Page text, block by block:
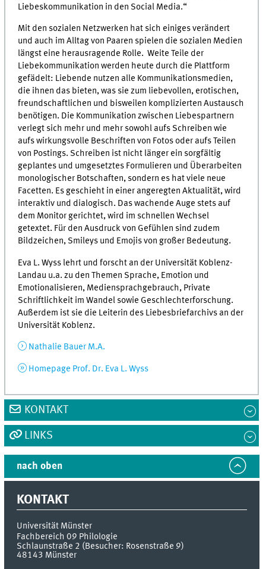
Liebeskommunikation in den Social Media.“
Mit den sozialen Netzwerken hat sich einiges verändert
und auch im Alltag von Paaren spielen die sozialen Medien
längst eine herausragende Rolle. Weite Teile der
Liebekommunikation werden heute durch die Plattform
gefädelt: Liebende nutzen alle Kommunikationsmedien,
die ihnen das bieten, was sie zum liebevollen, erotischen,
freundschaftlichen und bisweilen komplizierten Austausch
benötigen. Die Kommunikation zwischen Liebespartnern
verlegt sich mehr und mehr sowohl aufs Schreiben wie
aufs wirkungsvolle Beschriften von Fotos oder aufs Teilen
von Postings. Schreiben ist nicht länger ein sorgfältig
geplantes und umgesetztes Formulieren und Überarbeiten
monologischer Botschaften, sondern es hat viele neue
Facetten. Es geschieht in einer angeregten Aktualität, wird
interaktiv und dialogisch. Das wachende Auge stets auf
dem Monitor gerichtet, wird im schnellen Wechsel
getextet. Für den Ausdruck von Gefühlen sind zudem
Bildzeichen, Smileys und Emojis von großer Bedeutung.
Eva L. Wyss lehrt und forscht an der Universität Koblenz-
Landau u.a. zu den Themen Sprache, Emotion und
Emotionalisieren, Mediensprachgebrauch, Private
Schriftlichkeit im Wandel sowie Geschlechterforschung.
Außerdem ist sie die Leiterin des Liebesbriefarchivs an der
Universität Koblenz.
Nathalie Bauer M.A.
Homepage Prof. Dr. Eva L. Wyss
KONTAKT
LINKS
nach oben
KONTAKT
Universität Münster
Fachbereich 09 Philologie
Schlaunstraße 2 (Besucher: Rosenstraße 9)
48143 Münster